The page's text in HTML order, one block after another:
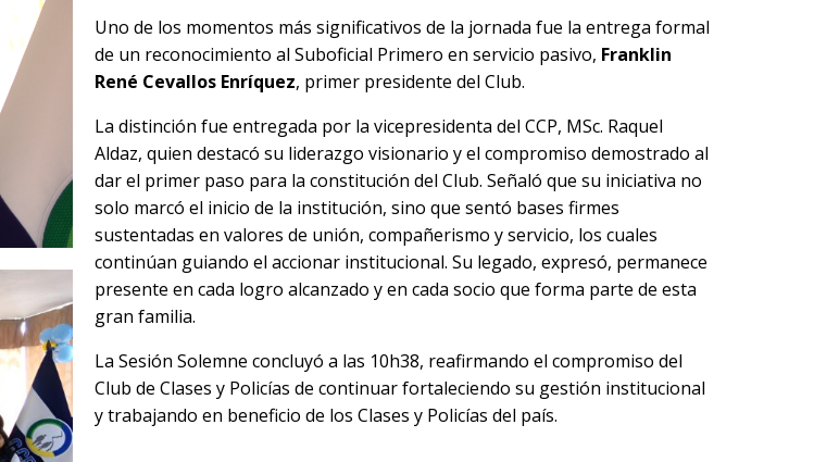
Uno de los momentos más significativos de la jornada fue la entrega formal
de un reconocimiento al Suboficial Primero en servicio pasivo, Franklin
René Cevallos Enríquez, primer presidente del Club.
La distinción fue entregada por la vicepresidenta del CCP, MSc. Raquel
Aldaz, quien destacó su liderazgo visionario y el compromiso demostrado al
dar el primer paso para la constitución del Club. Señaló que su iniciativa no
solo marcó el inicio de la institución, sino que sentó bases firmes
sustentadas en valores de unión, compañerismo y servicio, los cuales
continúan guiando el accionar institucional. Su legado, expresó, permanece
presente en cada logro alcanzado y en cada socio que forma parte de esta
gran familia.
La Sesión Solemne concluyó a las 10h38, reafirmando el compromiso del
Club de Clases y Policías de continuar fortaleciendo su gestión institucional
y trabajando en beneficio de los Clases y Policías del país.